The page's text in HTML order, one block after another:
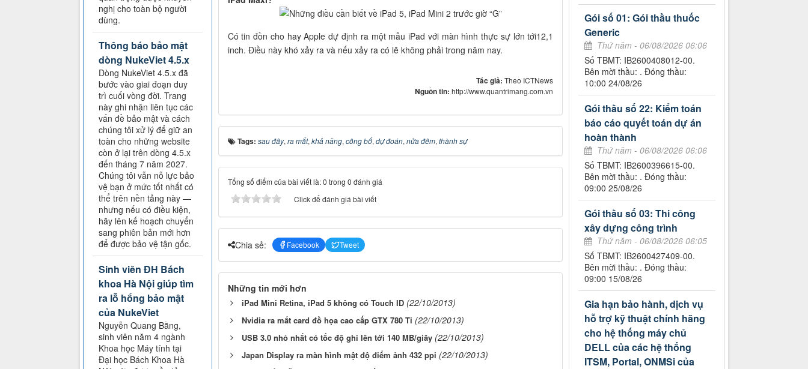
Có tin đồn cho hay Apple dự định ra một mẫu iPad với màn hình thực sự lớn tới12,1
inch. Điều này khó xảy ra và nếu xảy ra có lẽ không phải trong năm nay.
Tác giả:Theo ICTNews
Nguồn tin:http://www.quantrimang.com.vn
Tags: sau đây,ra mắt,khả năng,công bố,dự đoán,nửa đêm,thành sự
Tổng số điểm của bài viết là: 0 trong 0 đánh giá
Click để đánh giá bài viết
Chia sẻ: Facebook Tweet
Những tin mới hơn
iPad Mini Retina, iPad 5 không có Touch ID (22/10/2013)
Nvidia ra mắt card đồ họa cao cấp GTX 780 Ti (22/10/2013)
USB 3.0 nhỏ nhất có tốc độ ghi lên tới 140 MB/giây (22/10/2013)
Japan Display ra màn hình mật độ điểm ảnh 432 ppi (22/10/2013)
Gói số 01: Gói thầu thuốc
Generic
Thứ năm - 06/08/2026 06:06
Số TBMT: IB2600408012-00.
Bên mời thầu: . Đóng thầu:
10:00 24/08/26
Gói thầu số 22: Kiểm toán
báo cáo quyết toán dự án
hoàn thành
Thứ năm - 06/08/2026 06:06
Số TBMT: IB2600396615-00.
Bên mời thầu: . Đóng thầu:
09:00 25/08/26
Gói thầu số 03: Thi công
xây dựng công trình
Thứ năm - 06/08/2026 06:05
Số TBMT: IB2600427409-00.
Bên mời thầu: . Đóng thầu:
09:00 15/08/26
Gia hạn bảo hành, dịch vụ
hỗ trợ kỹ thuật chính hãng
cho hệ thống máy chủ
DELL của các hệ thống
ITSM, Portal, ONMSi của
nghị cho toàn bộ người
dùng.
Thông báo bảo mật
dòng NukeViet 4.5.x
Dòng NukeViet 4.5.x đã
bước vào giai đoạn duy
trì cuối vòng đời. Trang
này ghi nhận liên tục các
vấn đề bảo mật và cách
chúng tôi xử lý để giữ an
toàn cho những website
còn ở lại trên dòng 4.5.x
đến tháng 7 năm 2027.
Chúng tôi vẫn nỗ lực bảo
vệ bạn ở mức tốt nhất có
thể trên nền tảng này —
nhưng nếu có điều kiện,
hãy lên kế hoạch chuyển
sang phiên bản mới hơn
để được bảo vệ tận gốc.
Sinh viên ĐH Bách
khoa Hà Nội giúp tìm
ra lỗ hổng bảo mật
của NukeViet
Nguyễn Quang Bằng,
sinh viên năm 4 ngành
Khoa học Máy tính tại
Đại học Bách Khoa Hà